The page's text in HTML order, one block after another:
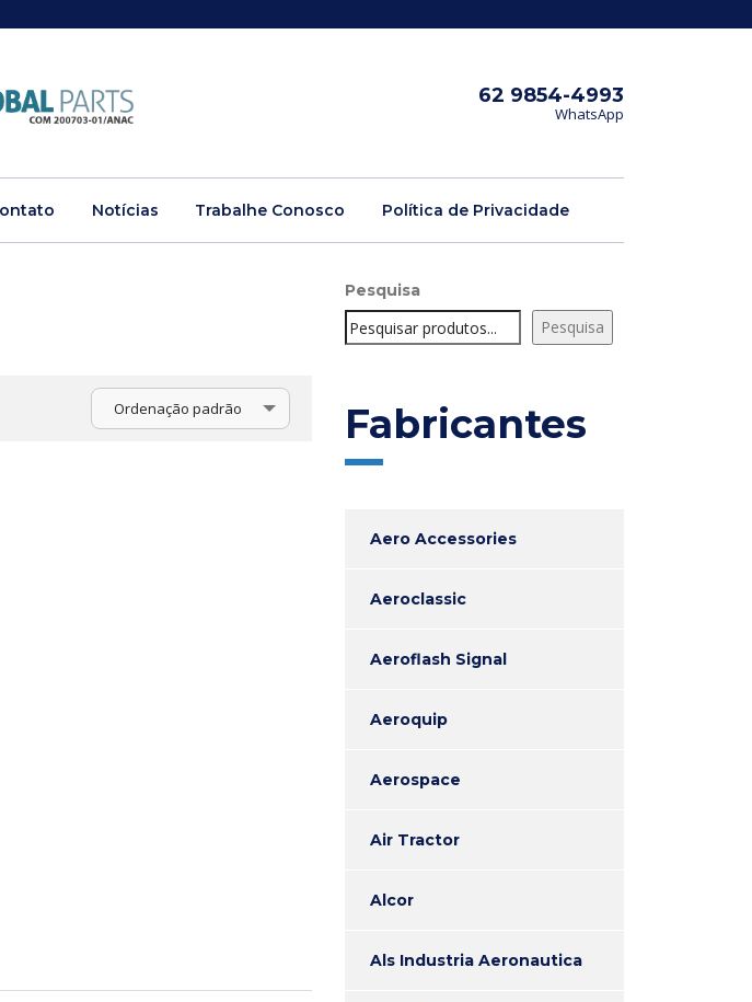
62 9854-4993
WhatsApp
Notícias Trabalhe Conosco Política de Privacidade
Ordenação padrão
Pesquisa
Pesquisa
Fabricantes
Aero Accessories
Aeroclassic
Aeroflash Signal
Aeroquip
Aerospace
Air Tractor
Alcor
Als Industria Aeronautica